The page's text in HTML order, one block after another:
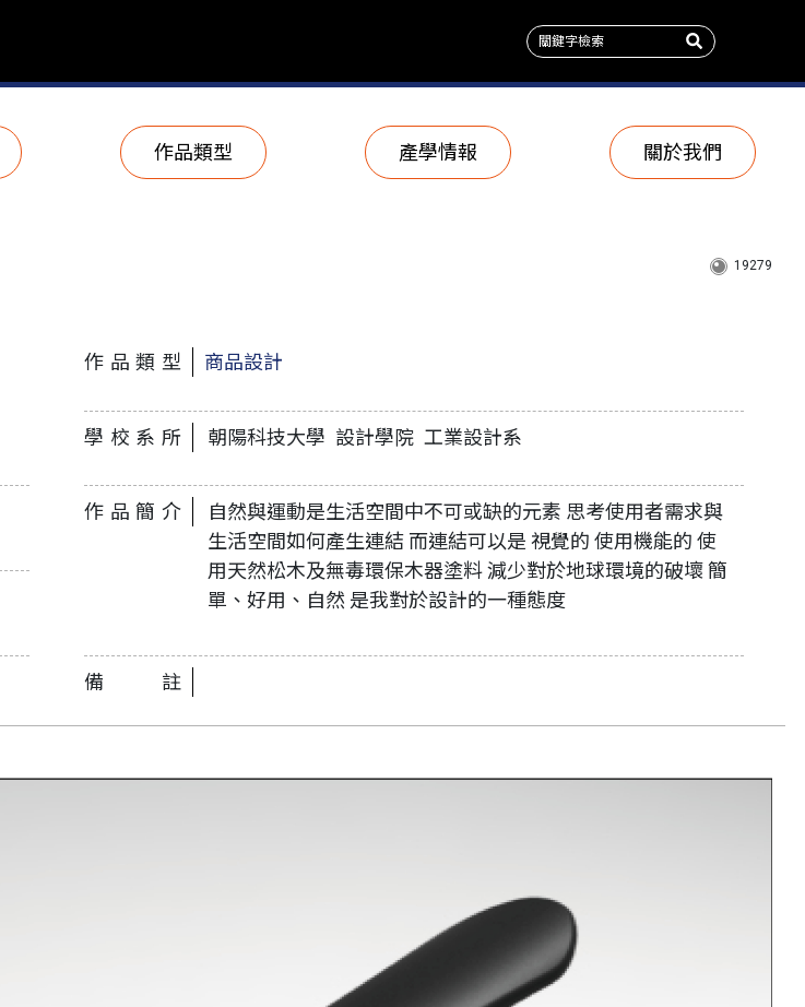
作品類型 產學情報 關於我們
19279
作品類型 商品設計
學校系所 朝陽科技大學 設計學院 工業設計系
作品簡介
自然與運動是生活空間中不可或缺的元素 思考使用者需求與
生活空間如何產生連結 而連結可以是 視覺的 使用機能的 使
用天然松木及無毒環保木器塗料 減少對於地球環境的破壞 簡
單、好用、自然 是我對於設計的一種態度
備註